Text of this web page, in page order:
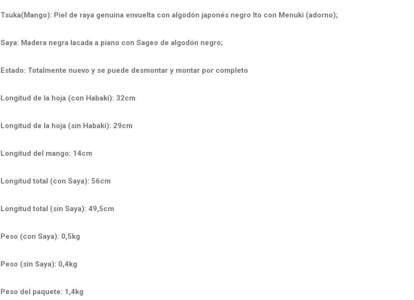
Tsuka(Mango): Piel de raya genuina envuelta con algodón japonés negro Ito con Menuki (adorno);
Saya: Madera negra lacada a piano con Sageo de algodón negro;
Estado: Totalmente nuevo y se puede desmontar y montar por completo
Longitud de la hoja (con Habaki): 32cm
Longitud de la hoja (sin Habaki): 29cm
Longitud del mango: 14cm
Longitud total (con Saya): 56cm
Longitud total (sin Saya): 49,5cm
Peso (con Saya): 0,5kg
Peso (sin Saya): 0,4kg
Peso del paquete: 1,4kg